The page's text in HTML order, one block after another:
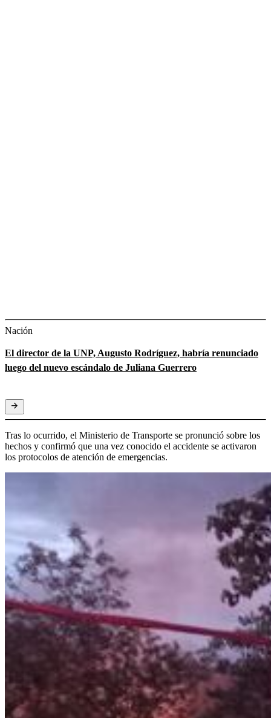
Nación
El director de la UNP, Augusto Rodríguez, habría renunciado
luego del nuevo escándalo de Juliana Guerrero
Tras lo ocurrido, el Ministerio de Transporte se pronunció sobre los
hechos y confirmó que una vez conocido el accidente se activaron
los protocolos de atención de emergencias.